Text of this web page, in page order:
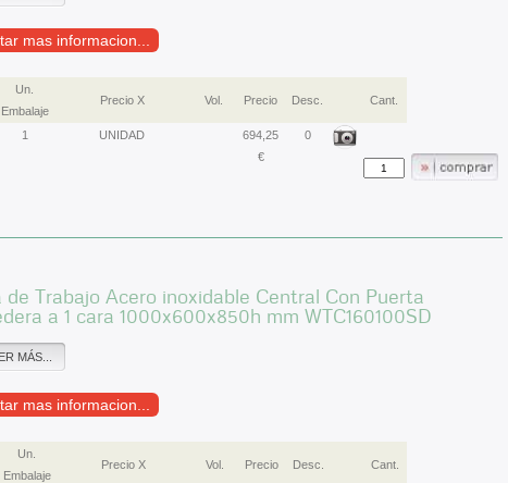
mas informacion...
Un.
Embalaje
Precio X Vol. Precio Desc. Cant.
1 UNIDAD
694,25
€
0
de Trabajo Acero inoxidable Central Con Puerta
a 1 cara 1000x600x850h mm WTC160100SD
MÁS...
mas informacion...
Un.
Embalaje
Precio X Vol. Precio Desc. Cant.